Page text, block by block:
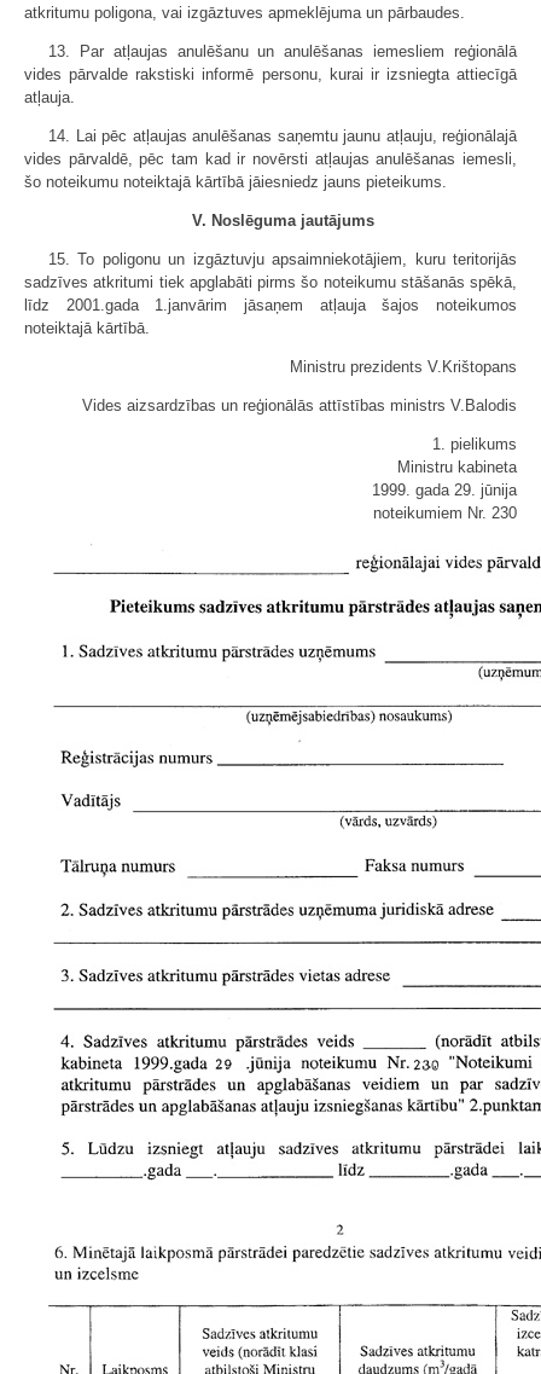
atkritumu poligona, vai izgāztuves apmeklējuma un pārbaudes.
13. Par atļaujas anulēšanu un anulēšanas iemesliem reģionālā
vides pārvalde rakstiski informē personu, kurai ir izsniegta attiecīgā
atļauja.
14. Lai pēc atļaujas anulēšanas saņemtu jaunu atļauju, reģionālajā
vides pārvaldē, pēc tam kad ir novērsti atļaujas anulēšanas iemesli,
šo noteikumu noteiktajā kārtībā jāiesniedz jauns pieteikums.
V. Noslēguma jautājums
15. To poligonu un izgāztuvju apsaimniekotājiem, kuru teritorijās
sadzīves atkritumi tiek apglabāti pirms šo noteikumu stāšanās spēkā,
līdz 2001.gada 1.janvārim jāsaņem atļauja šajos noteikumos
noteiktajā kārtībā.
Ministru prezidents V.Krištopans
Vides aizsardzības un reģionālās attīstības ministrs V.Balodis
1. pielikums
Ministru kabineta
1999. gada 29. jūnija
noteikumiem Nr. 230